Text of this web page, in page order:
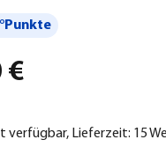
€
verfügbar, Lieferzeit: 15